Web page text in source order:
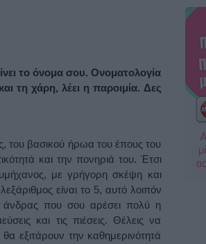
το όνομα σου. Ονοματολογία
τη χάρη, λέει η παροιμία. Δες
του βασικού ήρωα του έπους του
και την πονηριά του. Έτσι
με γρήγορη σκέψη και
είναι το 5, αυτό λοιπόν
άνδρας που σου αρέσει πολύ η
και τις πιέσεις. Θέλεις να
εξιτάρουν την καθημερινότητά